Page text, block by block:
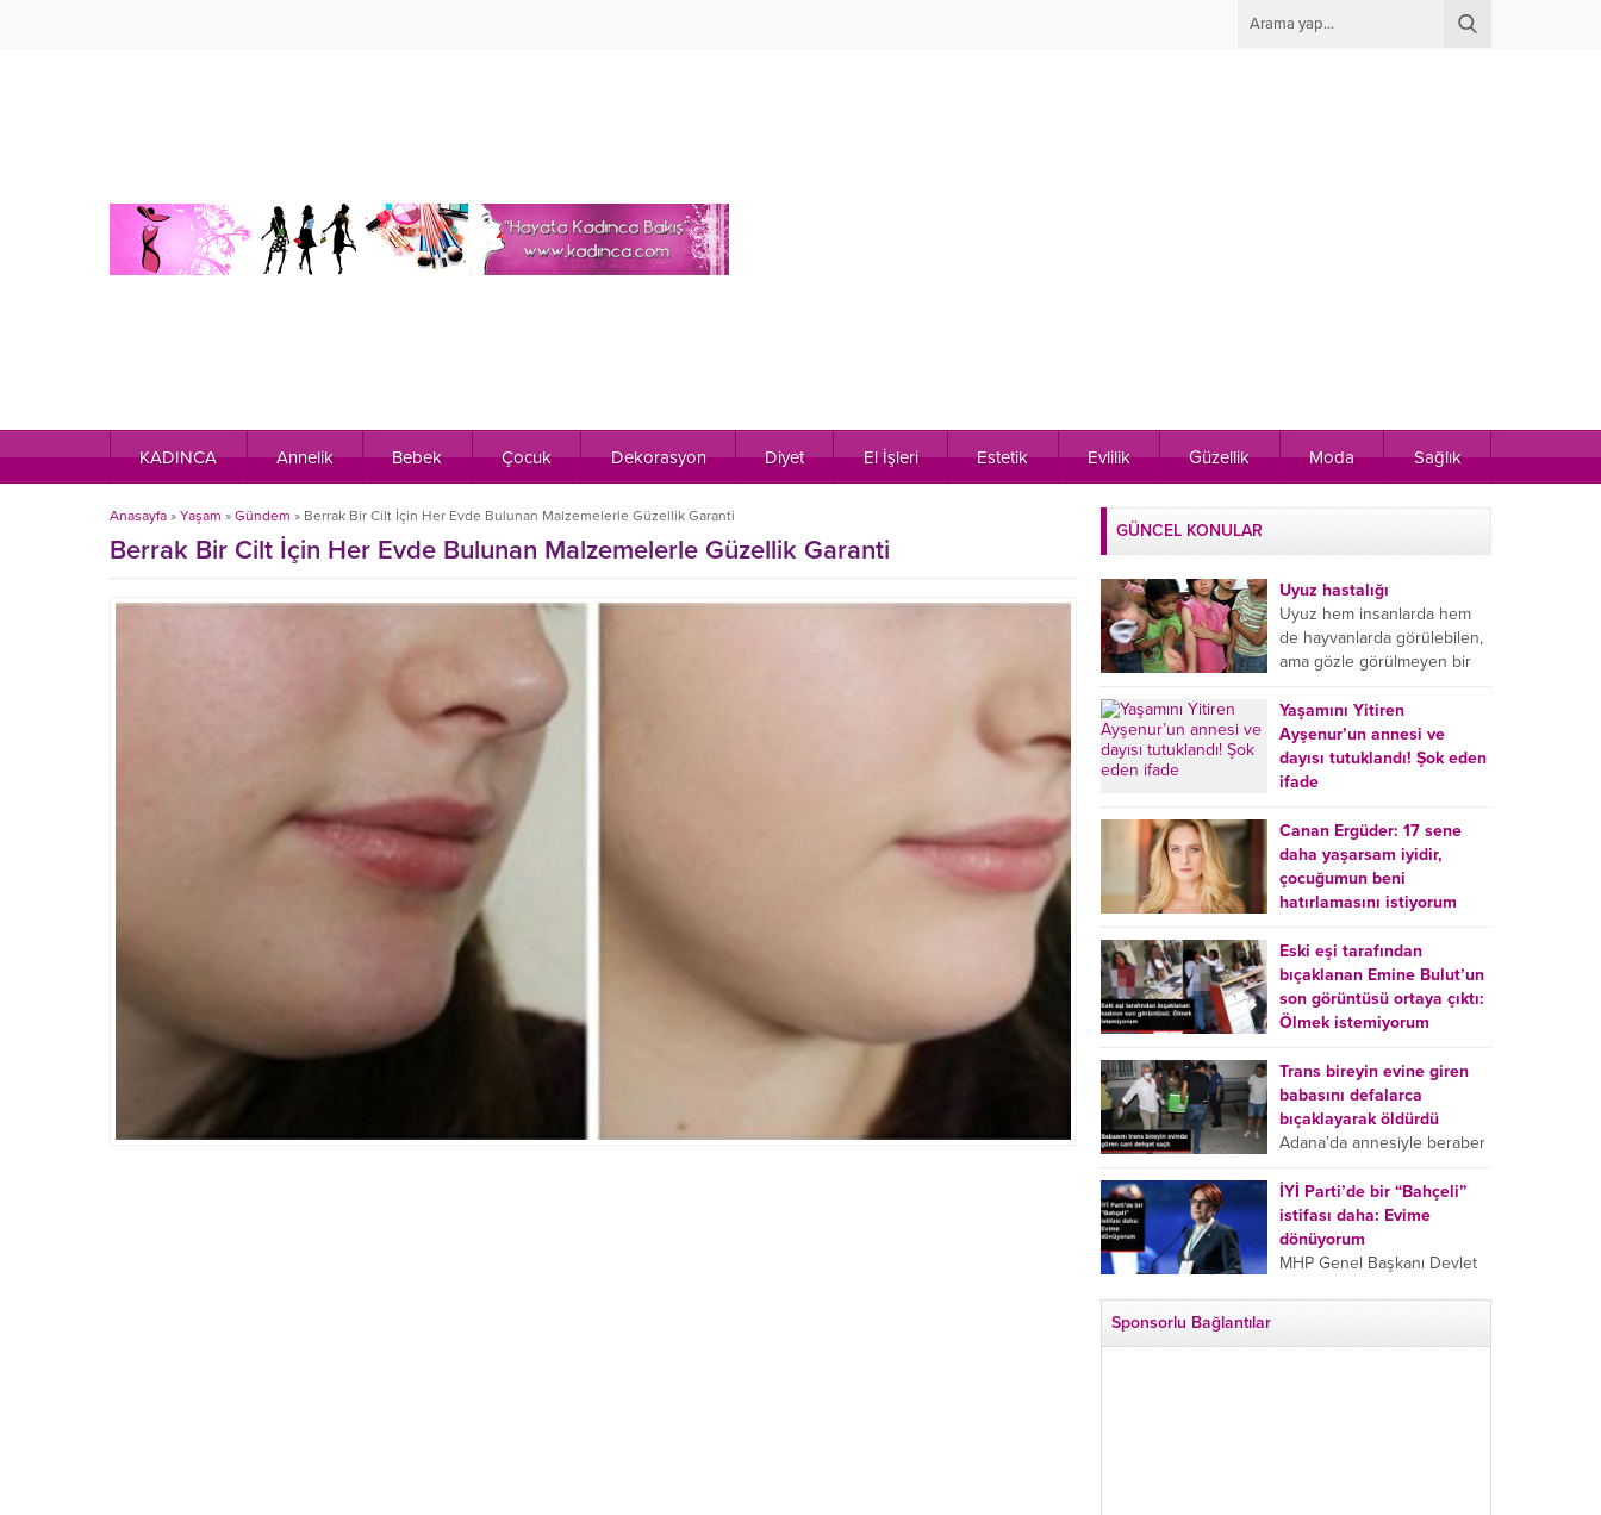
KADINCA Annelik Bebek Çocuk Dekorasyon Diyet El İşleri Estetik Evlilik Güzellik Moda Sağlık
Anasayfa » Yaşam » Gündem » Berrak Bir Cilt İçin Her Evde Bulunan Malzemelerle Güzellik Garanti
Berrak Bir Cilt İçin Her Evde Bulunan Malzemelerle Güzellik Garanti
GÜNCEL KONULAR
Uyuz hastalığı
Uyuz hem insanlarda hem
de hayvanlarda görülebilen,
ama gözle görülmeyen bir
tür mikroplu böcek
hastalığıdır. Uyuz hastalığı
(Urticaria), deride veya...
Yaşamını Yitiren
Ayşenur’un annesi ve
dayısı tutuklandı! Şok eden
ifade
Burdur’da yatağında ölü
bulunan Ayşenur Kazık’ın (2)
annesi Kader Karadeniz (23)
ile dayısı Hızır Tunç
Çetinkaya (19) tutuklandı.
Çetinkaya, ifadesinde...
Canan Ergüder: 17 sene
daha yaşarsam iyidir,
çocuğumun beni
hatırlamasını istiyorum
Kanser tedavisi gören ünlü
oyuncu Canan Ergüder,
hastalık sürecini anlattı:
Meme kanserine yakalanan
ünlü oyuncu Canan Ergüder
aklıma ilk ölümün...
Eski eşi tarafından
bıçaklanan Emine Bulut’un
son görüntüsü ortaya çıktı:
Ölmek istemiyorum
Kırıkkale’de eski eşi
tarafından boğazından
bıçaklanan Emine Bulut’un
“Ben ölmek istemiyorum”
demesi ve yanında bulunan
10 yaşındaki kızının “Anne
lütfen...
Trans bireyin evine giren
babasını defalarca
bıçaklayarak öldürdü
Adana’da annesiyle beraber
takip ettiği babasının trans
bireyin evine girdiği gören
cani, babasını vücudunun
çeşitli yerlerinden
bıçaklayarak öldürdü.
İYİ Parti’de bir “Bahçeli”
istifası daha: Evime
dönüyorum
MHP Genel Başkanı Devlet
Sponsorlu Bağlantılar